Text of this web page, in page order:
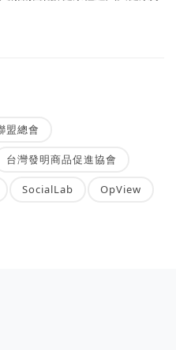
盟總會
台灣發明商品促進協會
SocialLab OpView